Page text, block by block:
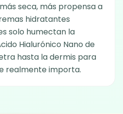
seca, más propensa a
hidratantes
solo humectan la
Hialurónico Nano de
hasta la dermis para
realmente importa.